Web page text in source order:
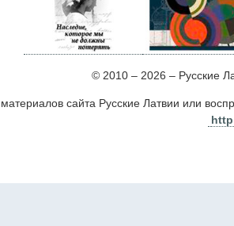
© 2010 – 2026 – Русские
сайта Русские Латвии или